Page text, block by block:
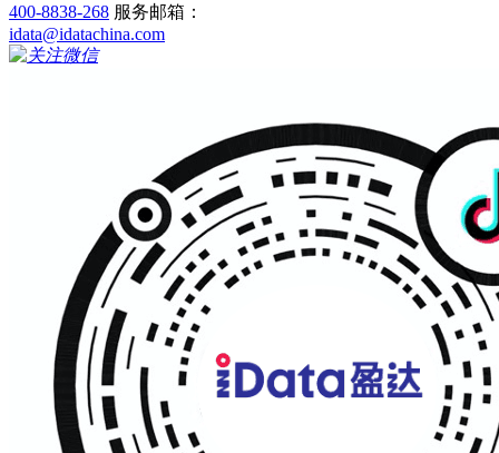
400-8838-268 服务邮箱：
idata@idatachina.com